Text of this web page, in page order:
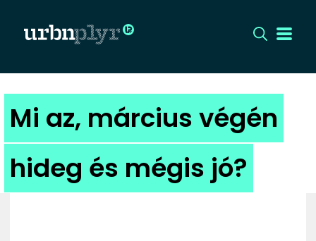
CÍMLAP
DIZÁJN
DIVAT
Mi az, március végén
hideg és mégis jó?